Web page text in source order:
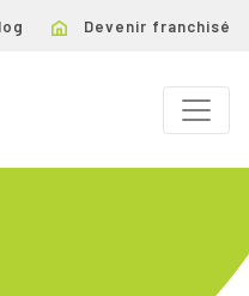
Devenir franchisé